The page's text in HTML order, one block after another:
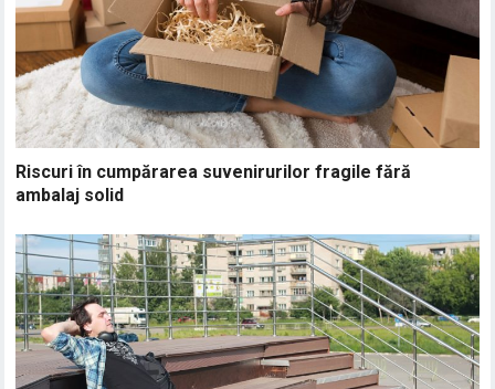
Riscuri în cumpărarea suvenirurilor fragile fără
ambalaj solid